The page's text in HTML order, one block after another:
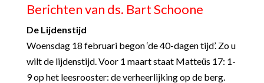
Berichten van ds. Bart Schoone
De Lijdenstijd
Woensdag 18 februari begon ‘de 40-dagen tijd’. Zo u
wilt de lijdenstijd. Voor 1 maart staat Matteüs 17: 1-
9 op het leesrooster: de verheerlijking op de berg.